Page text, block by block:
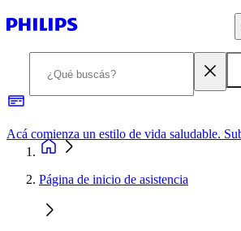
Página de inicio de asistencia